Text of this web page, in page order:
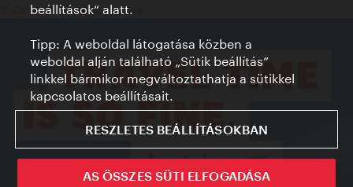
© Copyright WienTourismus
beállítások“ alatt.
Tipp: A weboldal látogatása közben a
weboldal alján található „Sütik beállítás”
linkkel bármikor megváltoztathatja a sütikkel
kapcsolatos beállításait.
RESZLETES BEÁLLÍTÁSOKBAN
AS ÖSSZES SÜTI ELFOGADÁSA